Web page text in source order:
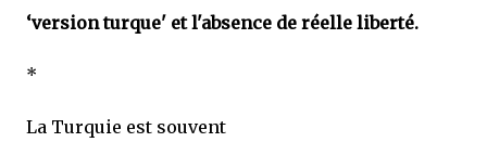
‘version turque' et l'absence de réelle liberté.
*
La Turquie est souvent